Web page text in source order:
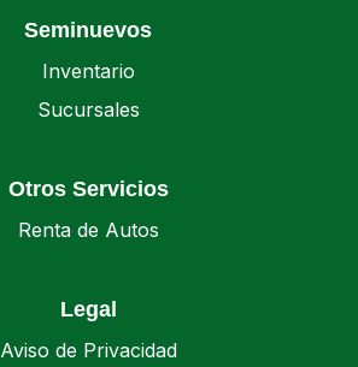
Seminuevos
Inventario
Sucursales
Otros Servicios
Renta de Autos
Legal
Aviso de Privacidad